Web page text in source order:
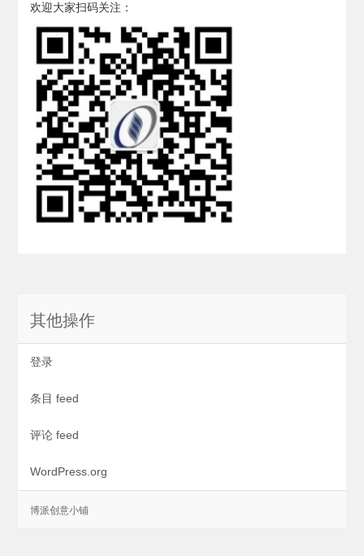
欢迎大家扫码关注：
其他操作
登录
条目 feed
评论 feed
WordPress.org